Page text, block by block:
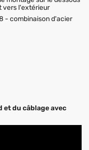
vers l'extérieur
- combinaison d'acier
et du câblage avec